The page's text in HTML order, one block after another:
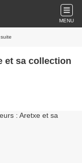
MENU
et sa collection